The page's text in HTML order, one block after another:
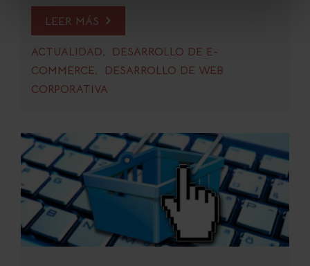
LEER MÁS
ACTUALIDAD
DESARROLLO DE E-
COMMERCE
DESARROLLO DE WEB
CORPORATIVA